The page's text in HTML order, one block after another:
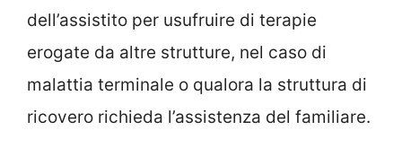
dell’assistito per usufruire di terapie
erogate da altre strutture, nel caso di
malattia terminale o qualora la struttura di
ricovero richieda l’assistenza del familiare.